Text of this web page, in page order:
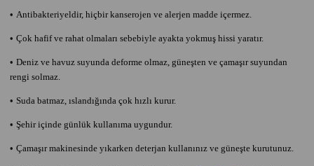
• Antibakteriyeldir, hiçbir kanserojen ve alerjen madde içermez.
• Çok hafif ve rahat olmaları sebebiyle ayakta yokmuş hissi yaratır.
• Deniz ve havuz suyunda deforme olmaz, güneşten ve çamaşır suyundan
rengi solmaz.
• Suda batmaz, ıslandığında çok hızlı kurur.
• Şehir içinde günlük kullanıma uygundur.
• Çamaşır makinesinde yıkarken deterjan kullanınız ve güneşte kurutunuz.